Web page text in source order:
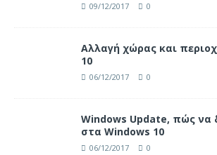
09/12/2017 0
Αλλαγή χώρας και
10
06/12/2017 0
Windows Update, πώς να
στα Windows 10
06/12/2017 0